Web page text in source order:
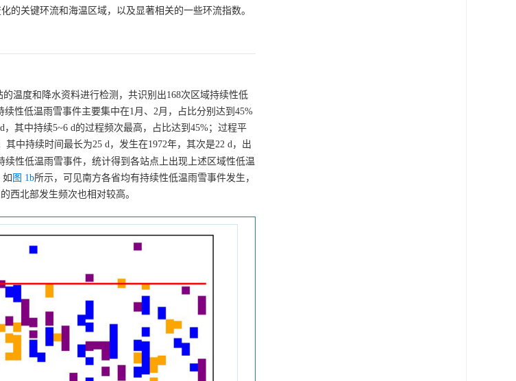
的关键环流和海温区域，以及显著相关的一些环流指数。
温度和降水资料进行检测，共识别出168次区域持续性低
性低温雨雪事件主要集中在1月、2月，占比分别达到45%
其中持续5~6 d的过程频次最高，占比达到45%；过程平
其中持续时间最长为25 d，发生在1972年，其次是22 d，出
性低温雨雪事件，统计得到各站点上出现上述区域性低温
图 1b所示，可见南方各省均有持续性低温雨雪事件发生，
西北部发生频次也相对较高。